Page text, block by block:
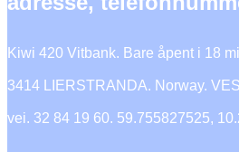
Kiwi 420 Vitbank. Bare åpent i 18
3414 LIERSTRANDA. Norway.
vei. 32 84 19 60. 59.755827525,